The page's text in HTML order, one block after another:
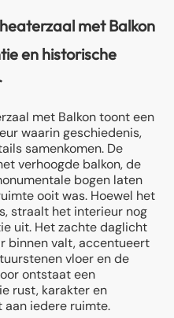
met Balkon
en historische
met Balkon toont een
waarin geschiedenis,
samenkomen. De
verhoogde balkon, de
bogen laten
ooit was. Hoewel het
straalt het interieur nog
uit. Het zachte daglicht
binnen valt, accentueert
vloer en de
ontstaat een
rust, karakter en
iedere ruimte.